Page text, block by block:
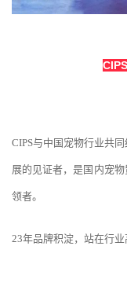
CIPS
CIPS与中国宠物行业共
展的见证者，是国内宠
领者。
23年品牌积淀，站在行业